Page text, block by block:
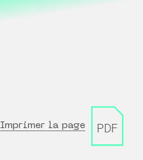
Imprimer la page PDF